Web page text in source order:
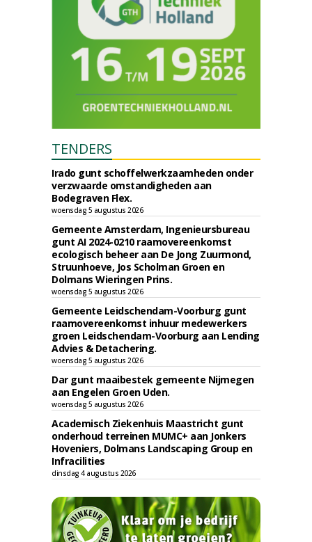
TENDERS
Irado gunt schoffelwerkzaamheden onder
verzwaarde omstandigheden aan
Bodegraven Flex.
woensdag 5 augustus 2026
Gemeente Amsterdam, Ingenieursbureau
gunt AI 2024-0210 raamovereenkomst
ecologisch beheer aan De Jong Zuurmond,
Struunhoeve, Jos Scholman Groen en
Dolmans Wieringen Prins.
woensdag 5 augustus 2026
Gemeente Leidschendam-Voorburg gunt
raamovereenkomst inhuur medewerkers
groen Leidschendam-Voorburg aan Lending
Advies & Detachering.
woensdag 5 augustus 2026
Dar gunt maaibestek gemeente Nijmegen
aan Engelen Groen Uden.
woensdag 5 augustus 2026
Academisch Ziekenhuis Maastricht gunt
onderhoud terreinen MUMC+ aan Jonkers
Hoveniers, Dolmans Landscaping Group en
Infracilities
dinsdag 4 augustus 2026